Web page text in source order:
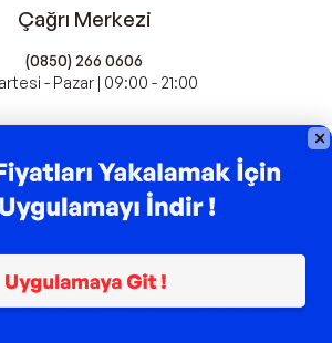
Xiaomi
Lavazza
Pro Plan
Çağrı Merkezi
(0850) 266 0606
- Pazar | 09:00 - 21:00